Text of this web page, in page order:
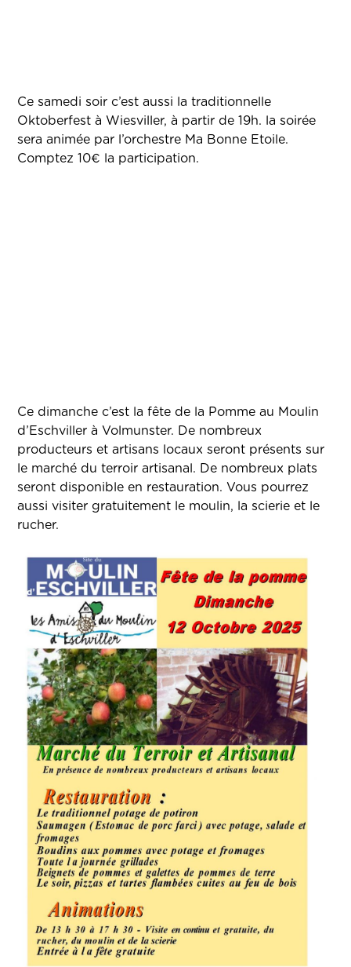
Ce samedi soir c’est aussi la traditionnelle
Oktoberfest à Wiesviller, à partir de 19h. la soirée
sera animée par l’orchestre Ma Bonne Etoile.
Comptez 10€ la participation.
Ce dimanche c’est la fête de la Pomme au Moulin
d’Eschviller à Volmunster. De nombreux
producteurs et artisans locaux seront présents sur
le marché du terroir artisanal. De nombreux plats
seront disponible en restauration. Vous pourrez
aussi visiter gratuitement le moulin, la scierie et le
rucher.